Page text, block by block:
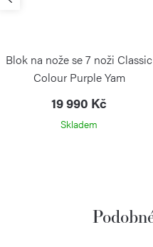
Blok na nože se 7 noži Classic
Colour Purple Yam
19 990 Kč
Skladem